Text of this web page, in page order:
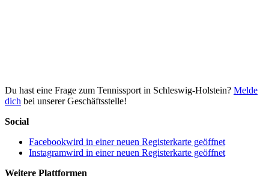
Du hast eine Frage zum Tennissport in Schleswig-Holstein? Melde
dich bei unserer Geschäftsstelle!
Social
Facebookwird in einer neuen Registerkarte geöffnet
Instagramwird in einer neuen Registerkarte geöffnet
Weitere Plattformen